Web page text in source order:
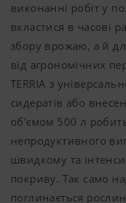
виконанні робіт у
вкластися в часові
збору врожаю, а й
від агрономічних
TERRIA з
сидератів або
об'ємом 500 л
непродуктивного
швидкому та
покриву. Так само
поглинається